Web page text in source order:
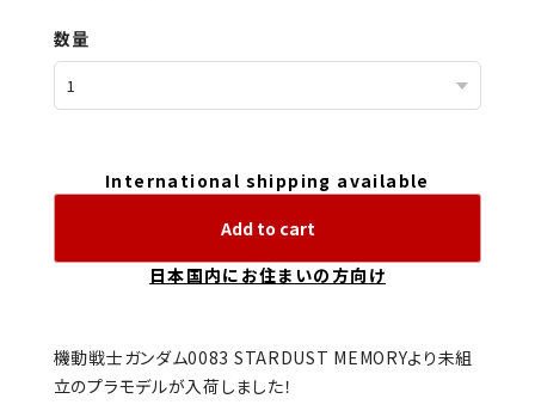
数量
International shipping available
Add to cart
日本国内にお住まいの方向け
機動戦士ガンダム0083 STARDUST MEMORYより未組
立のプラモデルが入荷しました！